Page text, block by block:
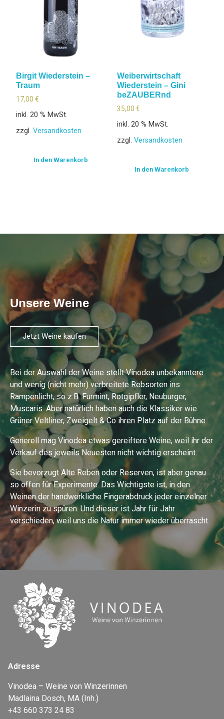
Birgit Wiederstein –
Traum
17,00 €
inkl. 20 % MwSt.
zzgl. Versandkosten
In den Warenkorb
Weiberwirtschaft
Wiederstein – Gini
beZAUBERnd
35,00 €
inkl. 20 % MwSt.
zzgl. Versandkosten
In den Warenkorb
Unsere Weine
Jetzt Weine kaufen
Bei der Auswahl der Weine stellt Vinodea unbekanntere
und wenig (nicht mehr) verbreitete Rebsorten ins
Rampenlicht, so z.B. Furmint, Rotgipfler, Neuburger,
Muscaris. Aber natürlich haben auch die Klassiker wie
Grüner Veltliner, Zweigelt & Co ihren Platz auf der Bühne.
Generell mag Vinodea etwas gereiftere Weine, weil ihr der
Verkauf des jeweils Neuesten nicht wichtig erscheint.
Sie bevorzugt Alte Reben oder Reserven, ist aber genau
so offen für Experimente. Das Wichtigste ist, in den
Weinen der handwerkliche Fingerabdruck jeder einzelner
Winzerin zu spüren. Und dieser ist Jahr für Jahr
verschieden, weil uns die Natur immer wieder überrascht.
Adresse
Vinodea – Weine von Winzerinnen
Madlaina Dosch, MA (Inh.)
+43 660 373 24 83